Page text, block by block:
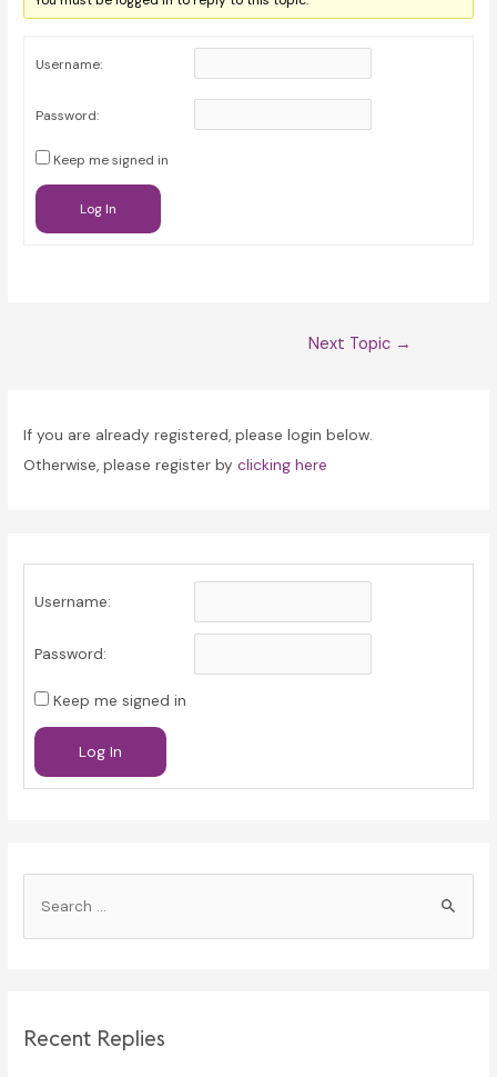
Username:
Password:
Keep me signed in
Log In
Next Topic →
If you are already registered, please login below.
Otherwise, please register byclicking here
Username:
Password:
Keep me signed in
Log In
h
Recent Replies